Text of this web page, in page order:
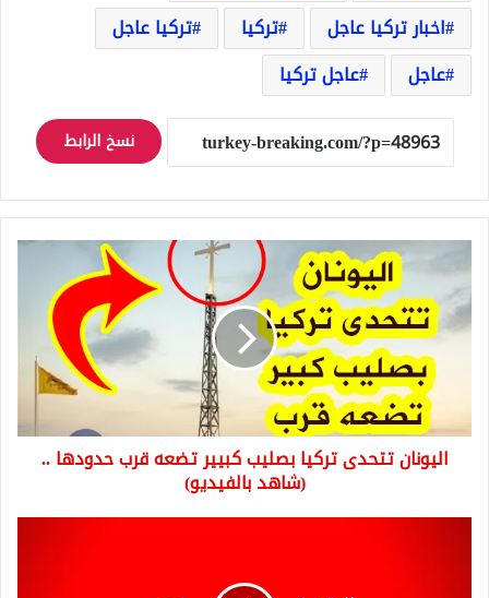
اخبار تركيا عاجل
تركيا
تركيا عاجل
عاجل
عاجل تركيا
نسخ الرابط
تتحدى
تركيا
بصليب
حدودها
..
(شاهداليونان تتحدى تركيا بصليب كبيير تضعه قرب حدودها ..
(شاهد بالفيديو)